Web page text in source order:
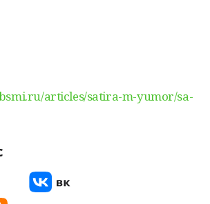
articles/satira-m-yumor/sa-